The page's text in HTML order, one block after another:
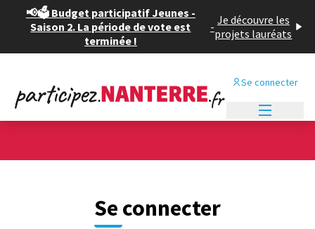
📢🗳️ Budget participatif Jeunes -
Saison 2. La période de vote est
terminée !
- Je découvre les
projets lauréats
Se connecter
Se connecter
Panneau de gestion des cookies